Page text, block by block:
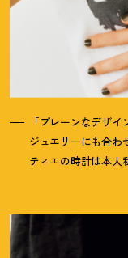
「プレーンなデザ
ジュエリーにも合わ
ティエの時計は本人